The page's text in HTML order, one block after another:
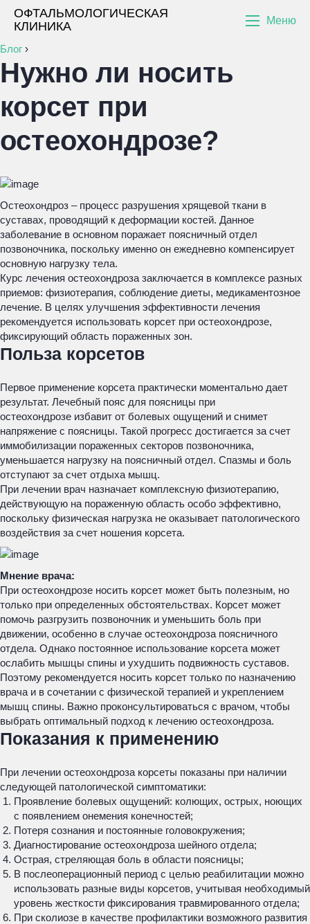
ОФТАЛЬМОЛОГИЧЕСКАЯ
КЛИНИКА
Меню
Блог ›
Нужно ли носить
корсет при
остеохондрозе?
Остеохондроз – процесс разрушения хрящевой ткани в
суставах, проводящий к деформации костей. Данное
заболевание в основном поражает поясничный отдел
позвоночника, поскольку именно он ежедневно компенсирует
основную нагрузку тела.
Курс лечения остеохондроза заключается в комплексе разных
приемов: физиотерапия, соблюдение диеты, медикаментозное
лечение. В целях улучшения эффективности лечения
рекомендуется использовать корсет при остеохондрозе,
фиксирующий область пораженных зон.
Польза корсетов
Первое применение корсета практически моментально дает
результат. Лечебный пояс для поясницы при
остеохондрозе избавит от болевых ощущений и снимет
напряжение с поясницы. Такой прогресс достигается за счет
иммобилизации пораженных секторов позвоночника,
уменьшается нагрузку на поясничный отдел. Спазмы и боль
отступают за счет отдыха мышц.
При лечении врач назначает комплексную физиотерапию,
действующую на пораженную область особо эффективно,
поскольку физическая нагрузка не оказывает патологического
воздействия за счет ношения корсета.
Мнение врача:
При остеохондрозе носить корсет может быть полезным, но
только при определенных обстоятельствах. Корсет может
помочь разгрузить позвоночник и уменьшить боль при
движении, особенно в случае остеохондроза поясничного
отдела. Однако постоянное использование корсета может
ослабить мышцы спины и ухудшить подвижность суставов.
Поэтому рекомендуется носить корсет только по назначению
врача и в сочетании с физической терапией и укреплением
мышц спины. Важно проконсультироваться с врачом, чтобы
выбрать оптимальный подход к лечению остеохондроза.
Показания к применению
При лечении остеохондроза корсеты показаны при наличии
следующей патологической симптоматики:
Проявление болевых ощущений: колющих, острых, ноющих
с появлением онемения конечностей;
Потеря сознания и постоянные головокружения;
Диагностирование остеохондроза шейного отдела;
Острая, стреляющая боль в области поясницы;
В послеоперационный период с целью реабилитации можно
использовать разные виды корсетов, учитывая необходимый
уровень жесткости фиксирования травмированного отдела;
При сколиозе в качестве профилактики возможного развития